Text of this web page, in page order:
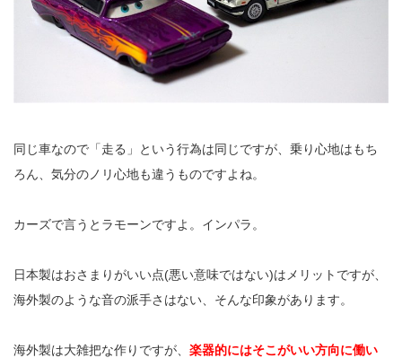
同じ車なので「走る」という行為は同じですが、乗り心地はもち
ろん、気分のノリ心地も違うものですよね。
カーズで言うとラモーンですよ。インパラ。
日本製はおさまりがいい点(悪い意味ではない)はメリットですが、
海外製のような音の派手さはない、そんな印象があります。
海外製は大雑把な作りですが、 楽器的にはそこがいい方向に働い